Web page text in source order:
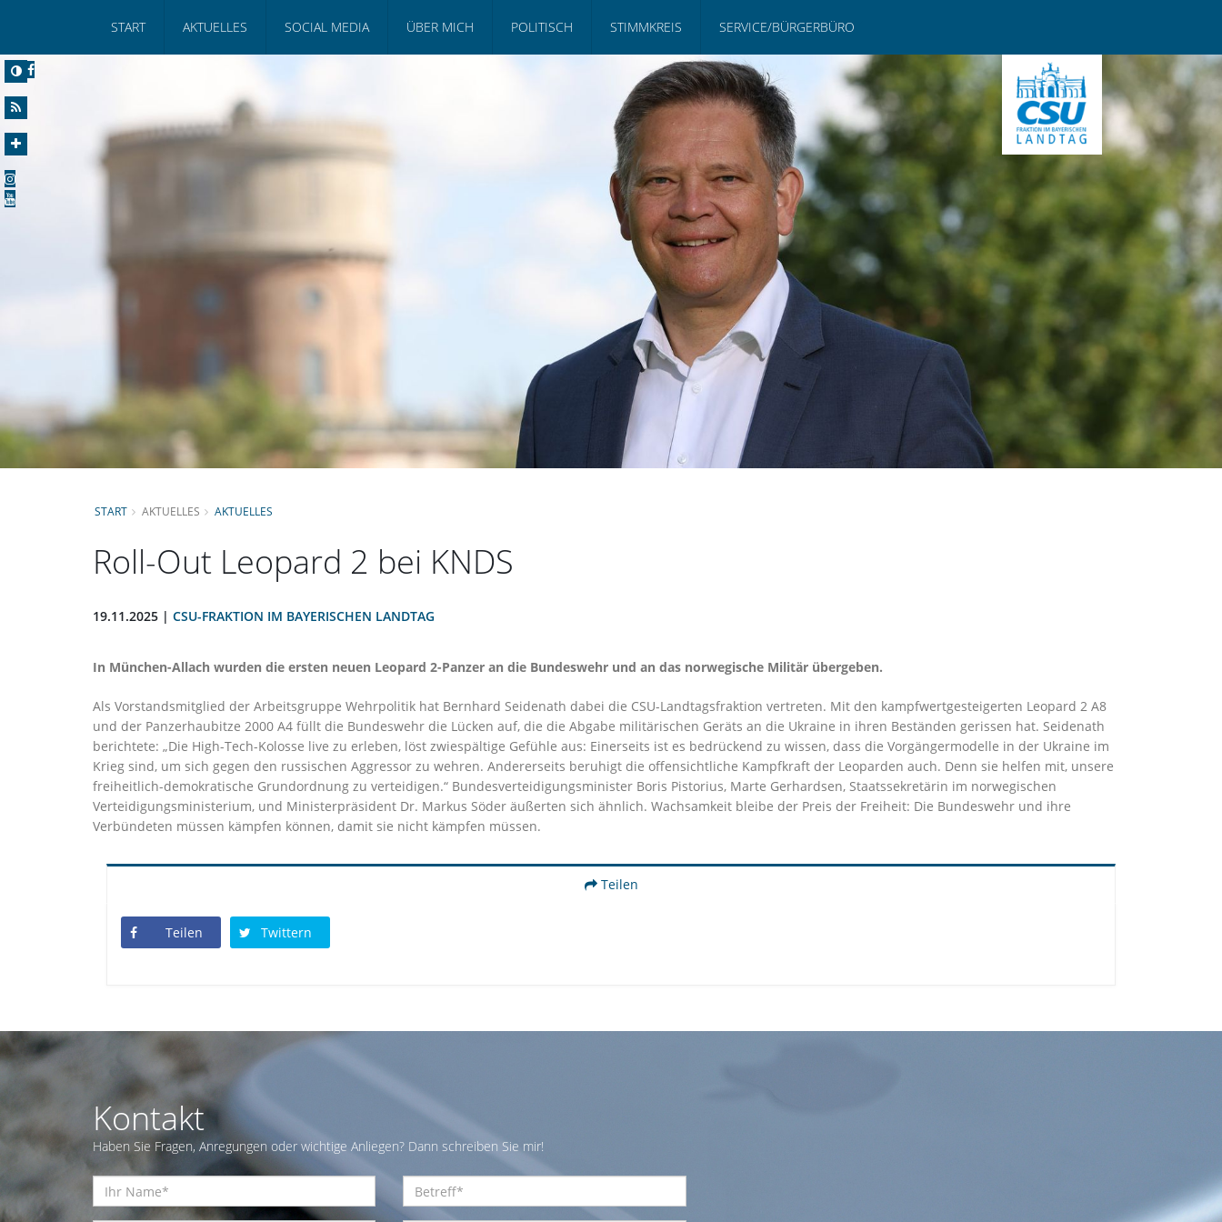
START AKTUELLES SOCIAL MEDIA ÜBER MICH POLITISCH STIMMKREIS SERVICE/BÜRGERBÜRO
START AKTUELLES AKTUELLES
Roll-Out Leopard 2 bei KNDS
19.11.2025 | CSU-FRAKTION IM BAYERISCHEN LANDTAG
In München-Allach wurden die ersten neuen Leopard 2-Panzer an die Bundeswehr und an das norwegische Militär übergeben.
Als Vorstandsmitglied der Arbeitsgruppe Wehrpolitik hat Bernhard Seidenath dabei die CSU-Landtagsfraktion vertreten. Mit den kampfwertgesteigerten Leopard 2 A8
und der Panzerhaubitze 2000 A4 füllt die Bundeswehr die Lücken auf, die die Abgabe militärischen Geräts an die Ukraine in ihren Beständen gerissen hat. Seidenath
berichtete: „Die High-Tech-Kolosse live zu erleben, löst zwiespältige Gefühle aus: Einerseits ist es bedrückend zu wissen, dass die Vorgängermodelle in der Ukraine im
Krieg sind, um sich gegen den russischen Aggressor zu wehren. Andererseits beruhigt die offensichtliche Kampfkraft der Leoparden auch. Denn sie helfen mit, unsere
freiheitlich-demokratische Grundordnung zu verteidigen.“ Bundesverteidigungsminister Boris Pistorius, Marte Gerhardsen, Staatssekretärin im norwegischen
Verteidigungsministerium, und Ministerpräsident Dr. Markus Söder äußerten sich ähnlich. Wachsamkeit bleibe der Preis der Freiheit: Die Bundeswehr und ihre
Verbündeten müssen kämpfen können, damit sie nicht kämpfen müssen.
Teilen
Teilen Twittern
Kontakt
Haben Sie Fragen, Anregungen oder wichtige Anliegen? Dann schreiben Sie mir!